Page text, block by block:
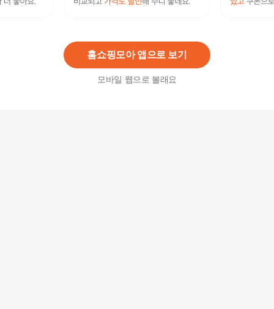
홈쇼핑모아 앱으로 보기
모바일 웹으로 볼래요
센텔리안24 엑스퍼트 마데카 멜라캡처앰플맥스 1
10%63,630원